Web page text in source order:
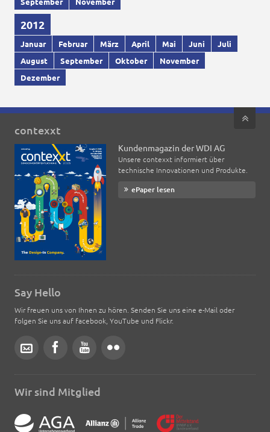
2012
Januar Februar März April Mai Juni
Juli
August
September Oktober
November
Dezember
contexxt
Kundenmagazin der WDI AG
Unsere contexxt informiert über
technische Innovationen und Produkte.
ePaper lesen
Say Hello
Wir freuen uns von Ihnen zu hören. Senden Sie uns eine e-Mail oder
folgen Sie uns auf facebook, YouTube und Flickr.
Wir sind Mitglied